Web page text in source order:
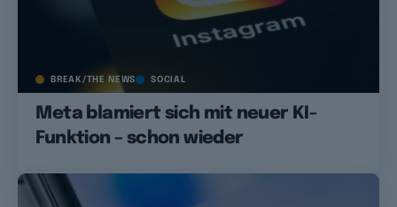
BREAK/THE NEWS SOCIAL
Meta blamiert sich mit neuer KI-
Funktion – schon wieder